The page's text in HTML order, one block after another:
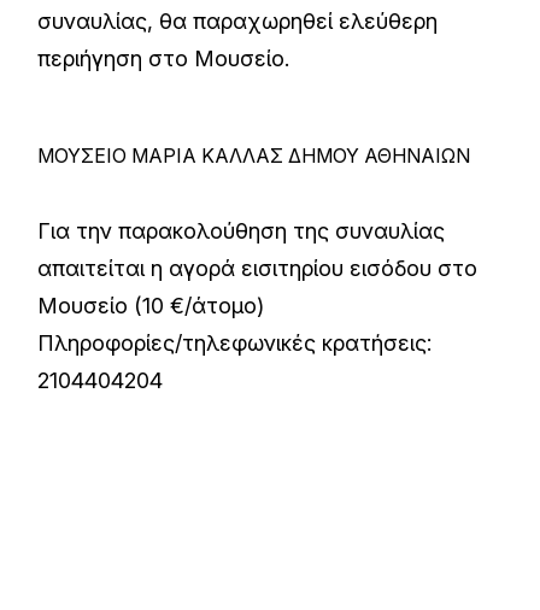
συναυλίας, θα παραχωρηθεί ελεύθερη
περιήγηση στo Μουσείο.
ΜΟΥΣΕΙΟ ΜΑΡΙΑ ΚΑΛΛΑΣ ΔΗΜΟΥ ΑΘΗΝΑΙΩΝ
Για την παρακολούθηση της συναυλίας
απαιτείται η αγορά εισιτηρίου εισόδου στο
Μουσείο (10 €/άτομο)
Πληροφορίες/τηλεφωνικές κρατήσεις:
2104404204